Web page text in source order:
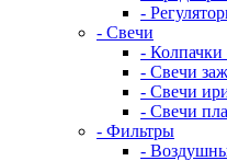
-
- Свечи
- Колпачки
- Свечи
- Свечи
- Свечи
- Фильтры
-